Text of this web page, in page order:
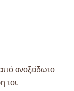
ανοξείδωτο
του